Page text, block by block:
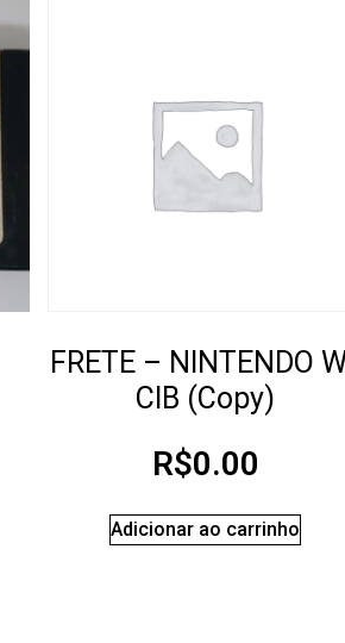
FRETE – NINTENDO
CIB (Copy)
R$0.00
Adicionar ao carrinho